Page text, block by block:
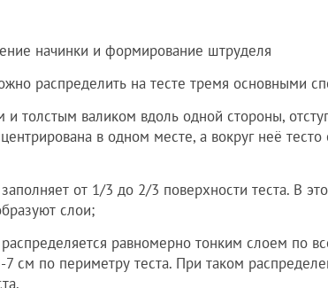
начинки и формирование штруделя
распределить на тесте тремя основными
толстым валиком вдоль одной стороны,
в одном месте, а вокруг неё
от 1/3 до 2/3 поверхности теста. В
слои;
равномерно тонким слоем по
см по периметру теста. При таком